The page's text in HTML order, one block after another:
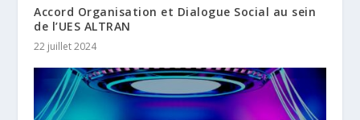
Accord Organisation et Dialogue Social au sein
de l’UES ALTRAN
22 juillet 2024